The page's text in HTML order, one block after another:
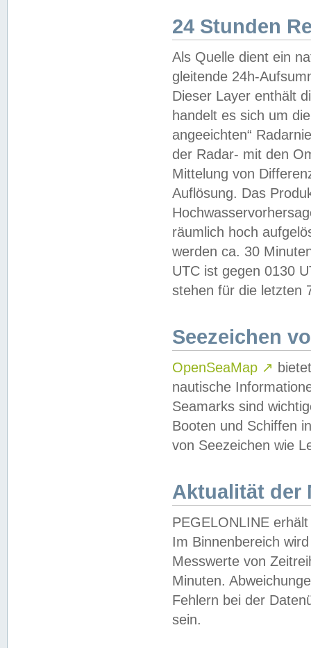
24 Stunden
Als Quelle dient ein
gleitende 24h-
Dieser Layer enthält
handelt es sich um
angeeichten“
der Radar- mit den
Mittelung von
Auflösung. Das
räumlich hoch
werden ca. 30
UTC ist gegen 0130
stehen für die letzten
Seezeichen
OpenSeaMap ↗
nautische
Seamarks sind
Booten und Schiffen
von Seezeichen wie
Aktualität der
PEGELONLINE
Im Binnenbereich
Messwerte von
Minuten.
Fehlern bei der
sein.